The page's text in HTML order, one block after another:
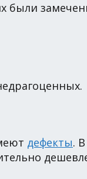
были
дефекты.